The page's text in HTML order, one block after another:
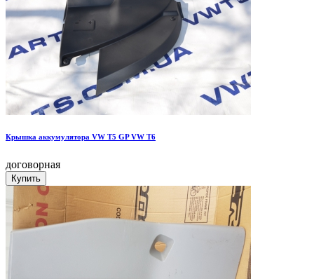
Крышка аккумулятора VW T5 GP VW T6
договорная